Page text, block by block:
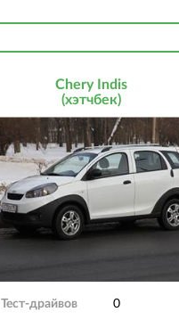
Chery Indis
(хэтчбек)
Тест-драйвов 0